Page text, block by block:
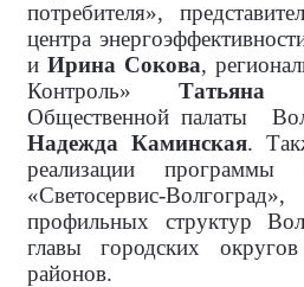
потребителя»,
центра
и Ирина Сокова,
Контроль» Татьяна
Общественной палаты
Надежда Каминская.
реализации
«Светосервис-
профильных структур
главы городских
районов.